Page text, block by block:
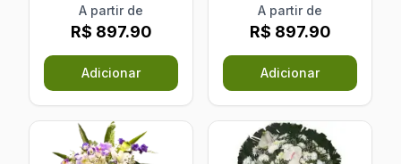
A partir de
R$ 897.90
Adicionar
A partir de
R$ 897.90
Adicionar